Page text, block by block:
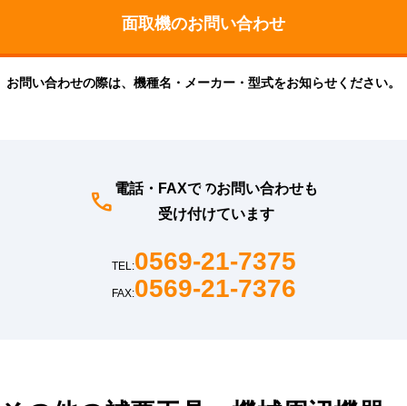
お問い合わせの際は、機種名・メーカー・型式をお知らせください。
電話・FAXでのお問い合わせも
受け付けています
TEL:0569-21-7375
FAX:0569-21-7376